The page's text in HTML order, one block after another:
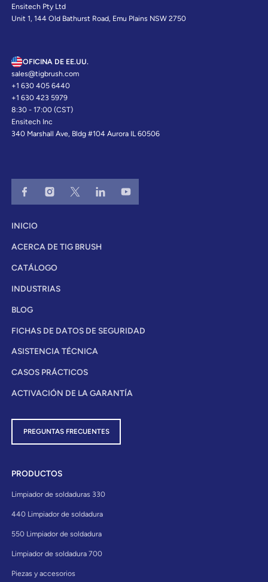
Ensitech Pty Ltd
Unit 1, 144 Old Bathurst Road, Emu Plains NSW 2750
OFICINA DE EE.UU.
sales@tigbrush.com
+1 630 405 6440
+1 630 423 5979
8:30 - 17:00 (CST)
Ensitech Inc
340 Marshall Ave, Bldg #104 Aurora IL 60506
INICIO
ACERCA DE TIG BRUSH
CATÁLOGO
INDUSTRIAS
BLOG
FICHAS DE DATOS DE SEGURIDAD
ASISTENCIA TÉCNICA
CASOS PRÁCTICOS
ACTIVACIÓN DE LA GARANTÍA
PREGUNTAS FRECUENTES
PRODUCTOS
Limpiador de soldaduras 330
440 Limpiador de soldadura
550 Limpiador de soldadura
Limpiador de soldadura 700
Piezas y accesorios